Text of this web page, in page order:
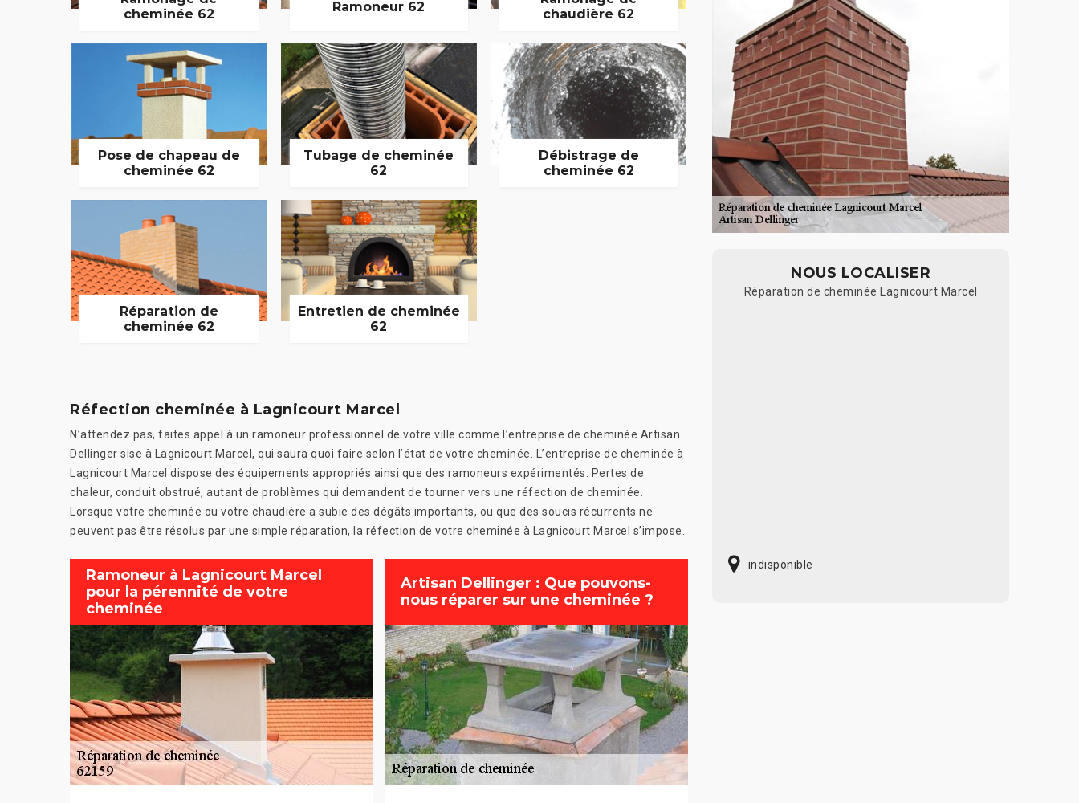
cheminée 62
Ramoneur 62
chaudière 62
Pose de chapeau de
cheminée 62
Tubage de cheminée
62
Débistrage de
cheminée 62
Réparation de
cheminée 62
Entretien de cheminée
62
Réfection cheminée à Lagnicourt Marcel
N’attendez pas, faites appel à un ramoneur professionnel de votre ville comme l’entreprise de cheminée Artisan
Dellinger sise à Lagnicourt Marcel, qui saura quoi faire selon l’état de votre cheminée. L’entreprise de cheminée à
Lagnicourt Marcel dispose des équipements appropriés ainsi que des ramoneurs expérimentés. Pertes de
chaleur, conduit obstrué, autant de problèmes qui demandent de tourner vers une réfection de cheminée.
Lorsque votre cheminée ou votre chaudière a subie des dégâts importants, ou que des soucis récurrents ne
peuvent pas être résolus par une simple réparation, la réfection de votre cheminée à Lagnicourt Marcel s’impose.
Ramoneur à Lagnicourt Marcel
pour la pérennité de votre
cheminée
Artisan Dellinger : Que pouvons-
nous réparer sur une cheminée ?
NOUS LOCALISER
Réparation de cheminée Lagnicourt Marcel
indisponible